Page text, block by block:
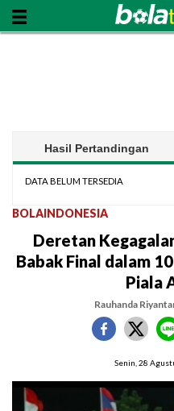
Hasil Pertandingan
DATA BELUM TERSEDIA
BOLAINDONESIA
Deretan
Babak Final dalam
Piala
Rauhanda
Senin, 28